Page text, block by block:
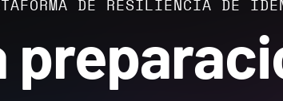
DE RESILIENCIA DE